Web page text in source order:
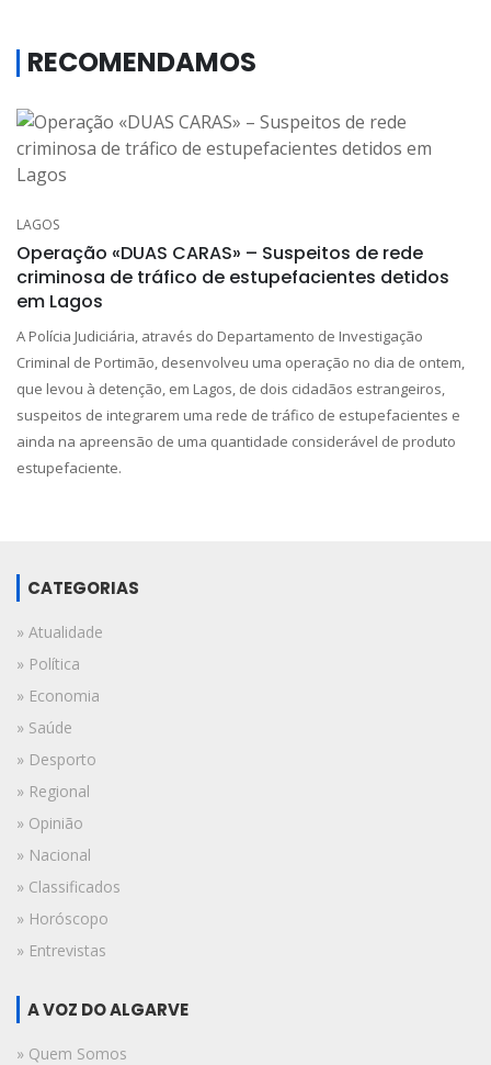
RECOMENDAMOS
LAGOS
Operação «DUAS CARAS» – Suspeitos de rede
criminosa de tráfico de estupefacientes detidos
em Lagos
A Polícia Judiciária, através do Departamento de Investigação
Criminal de Portimão, desenvolveu uma operação no dia de ontem,
que levou à detenção, em Lagos, de dois cidadãos estrangeiros,
suspeitos de integrarem uma rede de tráfico de estupefacientes e
ainda na apreensão de uma quantidade considerável de produto
estupefaciente.
CATEGORIAS
» Atualidade
» Política
» Economia
» Saúde
» Desporto
» Regional
» Opinião
» Nacional
» Classificados
» Horóscopo
» Entrevistas
A VOZ DO ALGARVE
» Quem Somos